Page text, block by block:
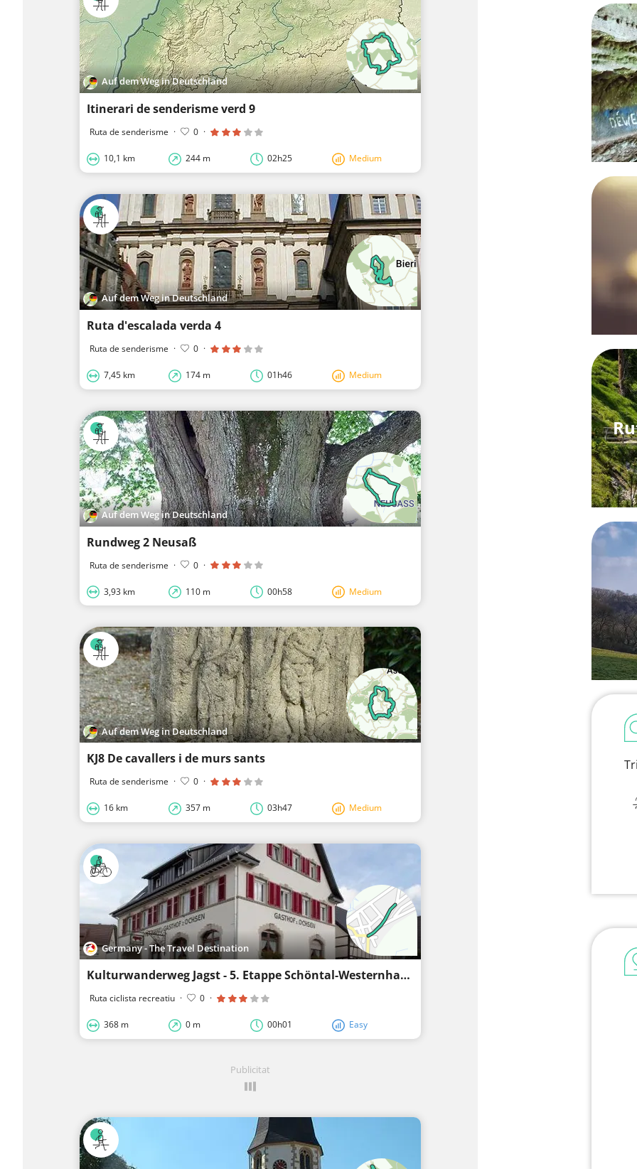
Auf dem Weg in Deutschland
Itinerari de senderisme verd 9
Ruta de senderisme · 0 ·
10,1 km 244 m 02h25 Medium
Auf dem Weg in Deutschland
Ruta d'escalada verda 4
Ruta de senderisme · 0 ·
7,45 km 174 m 01h46 Medium
Auf dem Weg in Deutschland
Rundweg 2 Neusaß
Ruta de senderisme · 0 ·
3,93 km 110 m 00h58 Medium
Auf dem Weg in Deutschland
KJ8 De cavallers i de murs sants
Ruta de senderisme · 0 ·
16 km 357 m 03h47 Medium
Germany - The Travel Destination
Kulturwanderweg Jagst - 5. Etappe Schöntal-Westernhausen bis Krautheim
Ruta ciclista recreatiu · 0 ·
368 m 0 m 00h01 Easy
Publicitat